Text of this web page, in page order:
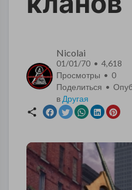
Nicolai
01/01/70 • 4,618
Просмотры • 0
Поделиться •
в Другая